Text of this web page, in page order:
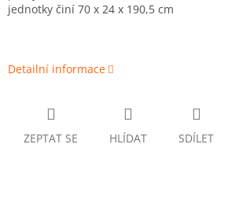
jednotky činí 70 x 24 x 190,5 cm
Detailní informace
ZEPTAT SE HLÍDAT SDÍLET